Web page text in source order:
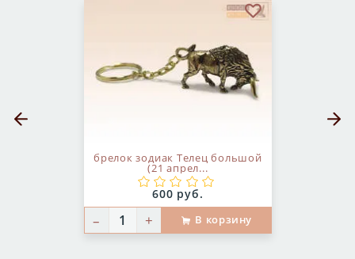
брелок зодиак Телец большой
(21 апрел...
Цена:
600 руб.
– + В корзину
В избранное
Предыдущий слайд